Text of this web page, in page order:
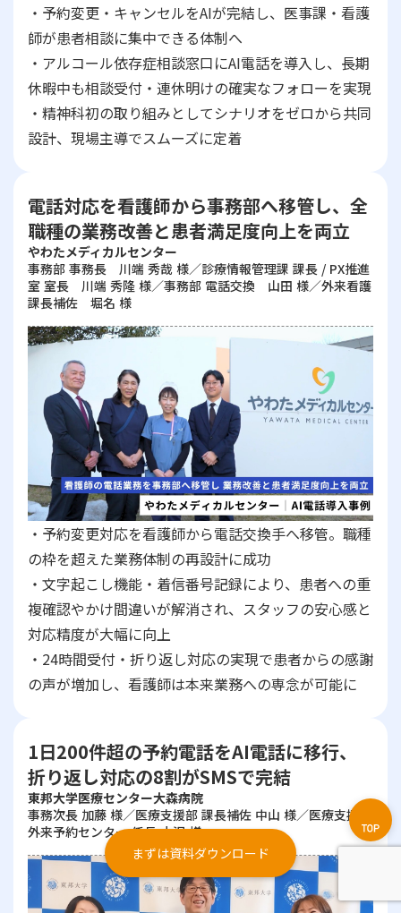
・予約変更・キャンセルをAIが完結し、医事課・看護
師が患者相談に集中できる体制へ
・アルコール依存症相談窓口にAI電話を導入し、長期
休暇中も相談受付・連休明けの確実なフォローを実現
・精神科初の取り組みとしてシナリオをゼロから共同
設計、現場主導でスムーズに定着
電話対応を看護師から事務部へ移管し、全
職種の業務改善と患者満足度向上を両立
やわたメディカルセンター
事務部 事務長 川端 秀哉 様／診療情報管理課 課長 / PX推進
室 室長 川端 秀隆 様／事務部 電話交換 山田 様／外来看護
課長補佐 堀名 様
・予約変更対応を看護師から電話交換手へ移管。職種
の枠を超えた業務体制の再設計に成功
・文字起こし機能・着信番号記録により、患者への重
複確認やかけ間違いが解消され、スタッフの安心感と
対応精度が大幅に向上
・24時間受付・折り返し対応の実現で患者からの感謝
の声が増加し、看護師は本来業務への専念が可能に
1日200件超の予約電話をAI電話に移行、
折り返し対応の8割がSMSで完結
東邦大学医療センター大森病院
事務次長 加藤 様／医療支援部 課長補佐 中山 様／医療支援部
外来予約センター 係長 小沢 様
まずは資料ダウンロード